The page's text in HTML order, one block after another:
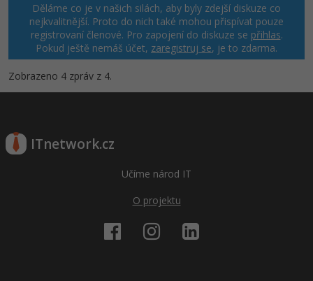
Děláme co je v našich silách, aby byly zdejší diskuze co
nejkvalitnější. Proto do nich také mohou přispívat pouze
registrovaní členové. Pro zapojení do diskuze se přihlas.
Pokud ještě nemáš účet, zaregistruj se, je to zdarma.
Zobrazeno 4 zpráv z 4.
ITnetwork.cz
Učíme národ IT
O projektu